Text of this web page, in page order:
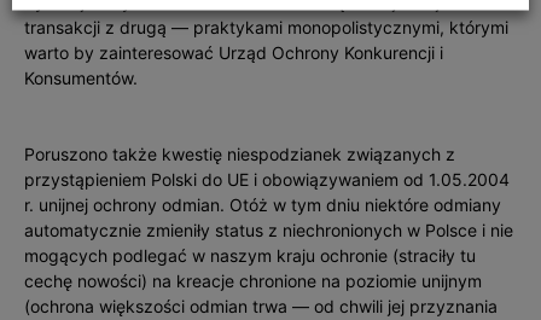
transakcji z drugą — praktykami monopolistycznymi, którymi
warto by zainteresować Urząd Ochrony Konkurencji i
Konsumentów.
Poruszono także kwestię niespodzianek związanych z
przystąpieniem Polski do UE i obowiązywaniem od 1.05.2004
r. unijnej ochrony odmian. Otóż w tym dniu niektóre odmiany
automatycznie zmieniły status z niechronionych w Polsce i nie
mogących podlegać w naszym kraju ochronie (straciły tu
cechę nowości) na kreacje chronione na poziomie unijnym
(ochrona większości odmian trwa — od chwili jej przyznania